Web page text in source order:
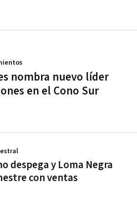
nombra nuevo líder
en el Cono Sur
despega y Loma Negra
con ventas